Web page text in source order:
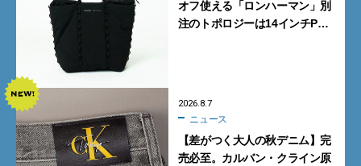
オフ使える「ロンハーマン」別
注のトポロジーは14インチPC
2026.8.7
ニュース
【差がつく大人の秋デニム】完
売必至。カルバン・クライン原